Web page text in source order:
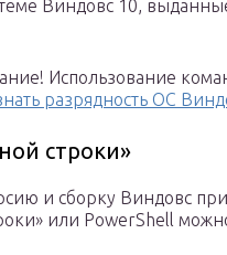
Виндовс 10,
Использование
разрядность ОС
строки»
и сборку Виндовс
или PowerShell